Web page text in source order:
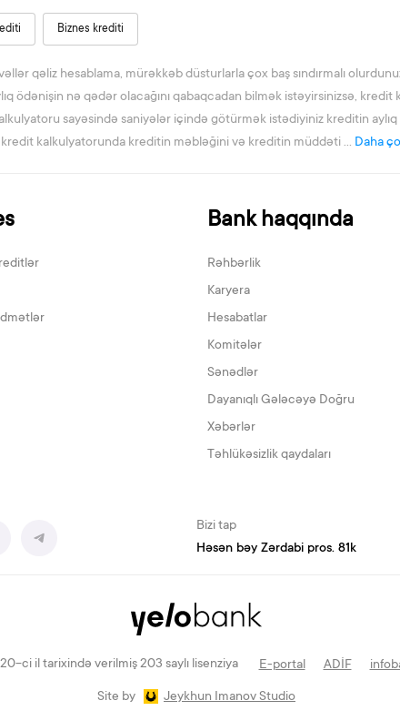
Biznes krediti
qəliz hesablama, mürəkkəb düsturlarla çox baş sındırmalı
ödənişin nə qədər olacağını qabaqcadan bilmək istəyirsinizsə,
sayəsində saniyələr içində götürmək istədiyiniz kreditin
kalkulyatorunda kreditin məbləğini və kreditin müddəti ... Daha
Bank haqqında
Rəhbərlik
Karyera
Hesabatlar
Komitələr
Sənədlər
Dayanıqlı Gələcəyə Doğru
Xəbərlər
Təhlükəsizlik qaydaları
Bizi tap
Həsən bəy Zərdabi pros. 81k
ci il tarixində verilmiş 203 saylı lisenziya E-portal ADİF
Site by Jeykhun Imanov Studio